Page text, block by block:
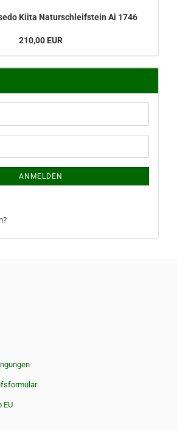
Kiita Naturschleifstein Ai 1746
210,00 EUR
ANMELDEN
EU